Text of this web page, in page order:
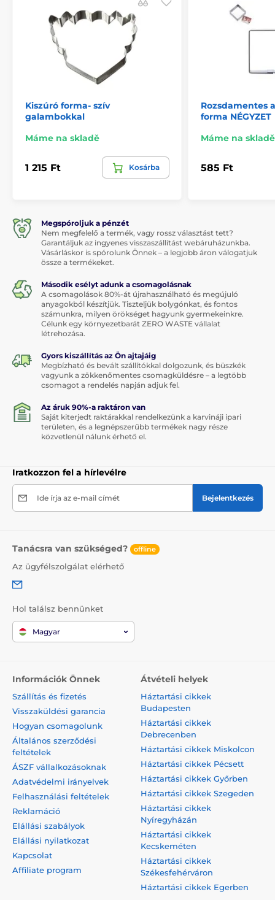
Kiszúró forma- szív
galambokkal
Máme na skladě
1 215 Ft Kosárba
Rozsdamentes
forma NÉGYZET
Máme na skladě
585 Ft
Megspóroljuk a pénzét
Nem megfelelő a termék, vagy rossz választást tett?
Garantáljuk az ingyenes visszaszállítást webáruházunkba.
Vásárláskor is spórolunk Önnek – a legjobb áron válogatjuk
össze a termékeket.
Második esélyt adunk a csomagolásnak
A csomagolások 80%-át újrahasználható és megújuló
anyagokból készítjük. Tiszteljük bolygónkat, és fontos
számunkra, milyen örökséget hagyunk gyermekeinkre.
Célunk egy környezetbarát ZERO WASTE vállalat
létrehozása.
Gyors kiszállítás az Ön ajtajáig
Megbízható és bevált szállítókkal dolgozunk, és büszkék
vagyunk a zökkenőmentes csomagküldésre – a legtöbb
csomagot a rendelés napján adjuk fel.
Az áruk 90%-a raktáron van
Saját kiterjedt raktárakkal rendelkezünk a karvináji ipari
területen, és a legnépszerűbb termékek nagy része
közvetlenül nálunk érhető el.
Iratkozzon fel a hírlevélre
Ide írja az e-mail címét Bejelentkezés
Tanácsra van szükséged? offline
Az ügyfélszolgálat elérhető
Hol találsz bennünket
Magyar
Információk Önnek
Szállítás és fizetés
Visszaküldési garancia
Hogyan csomagolunk
Általános szerződési
feltételek
ÁSZF vállalkozásoknak
Adatvédelmi irányelvek
Felhasználási feltételek
Reklamáció
Elállási szabályok
Elállási nyilatkozat
Kapcsolat
Affiliate program
Átvételi helyek
Háztartási cikkek
Budapesten
Háztartási cikkek
Debrecenben
Háztartási cikkek Miskolcon
Háztartási cikkek Pécsett
Háztartási cikkek Győrben
Háztartási cikkek Szegeden
Háztartási cikkek
Nyíregyházán
Háztartási cikkek
Kecskeméten
Háztartási cikkek
Székesfehérváron
Háztartási cikkek Egerben